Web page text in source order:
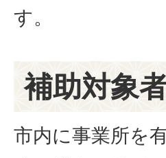
す。
補助対象
市内に事業所を